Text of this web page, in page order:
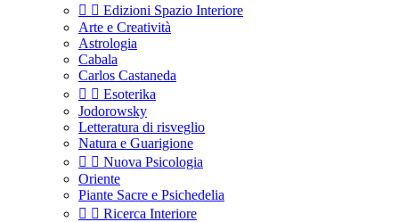
  Edizioni Spazio Interiore
Arte e Creatività
Astrologia
Cabala
Carlos Castaneda
  Esoterika
Jodorowsky
Letteratura di risveglio
Natura e Guarigione
  Nuova Psicologia
Oriente
Piante Sacre e Psichedelia
  Ricerca Interiore